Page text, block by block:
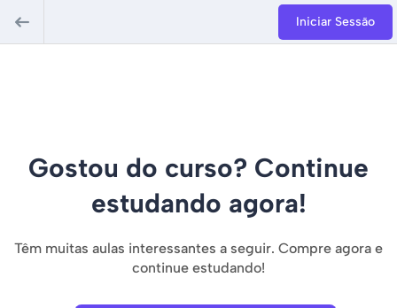
Iniciar Sessão
Gostou do curso? Continue
estudando agora!
Têm muitas aulas interessantes a seguir. Compre agora e
continue estudando!